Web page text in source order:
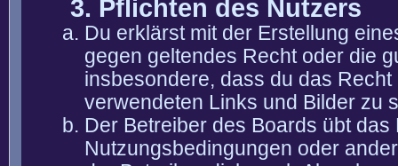
3. Pflichten des Nutzers
Du erklärst mit der Erstellung
gegen geltendes Recht oder die
insbesondere, dass du das
verwendeten Links und Bilder zu
Der Betreiber des Boards übt
Nutzungsbedingungen oder